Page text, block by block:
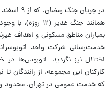
همانند جنگ غدیر
بمباران مناطق مسکونی و اهداف
خدمت‌رسانی شرکت واحد
اختلال نیز نگردید. اتوبوس‌ها
کارکنان این مجموعه، از رانندگان
که خدمت عمومی در تهران، محدود